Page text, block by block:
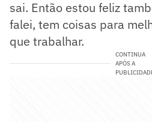
sai. Então estou feliz
falei, tem coisas para
que trabalhar.
CONTINUA
APÓS A